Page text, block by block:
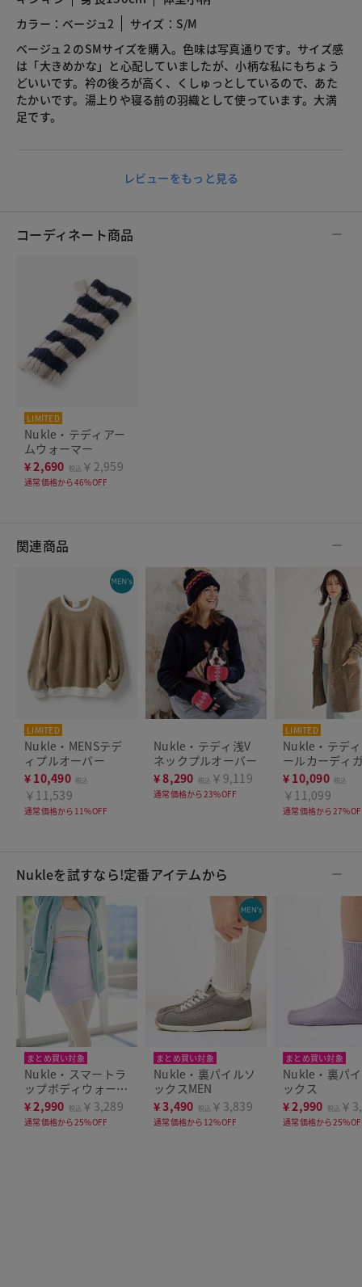
カラー：ベージュ2
サイズ：S/M
ベージュ２のSMサイズを購入。色味は写真通りです。サイズ感
は「大きめかな」と心配していましたが、小柄な私にもちょう
どいいです。衿の後ろが高く、くしゅっとしているので、あた
たかいです。湯上りや寝る前の羽織として使っています。大満
足です。
レビューをもっと見る
コーディネート商品
LIMITED
Nukle・テディアー
ムウォーマー
¥2,690 税込 ￥2,959
通常価格から46%OFF
関連商品
LIMITED
Nukle・MENSテデ
ィプルオーバー
¥ 10,490 税込
￥11,539
通常価格から11%OFF
Nukle・テディ浅V
ネックプルオーバー
¥8,290 税込 ￥9,119
通常価格から23%OFF
LIMITED
Nukle・テデ
ールカーディ
¥ 10,090 税込
￥11,099
通常価格から
Nukleを試すなら!定番アイテムから
まとめ買い対象
Nukle・スマートラ
ップボディウォーマ
ー
¥2,990 税込 ￥3,289
通常価格から25%OFF
まとめ買い対象
Nukle・裏パイルソ
ックスMEN
¥3,490 税込 ￥3,839
通常価格から12%OFF
まとめ買い対象
Nukle・裏パ
ックス
¥2,990 税込 ￥
通常価格から